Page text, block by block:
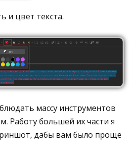
и цвет текста.
массу инструментов
Работу большей их части я
дабы вам было проще